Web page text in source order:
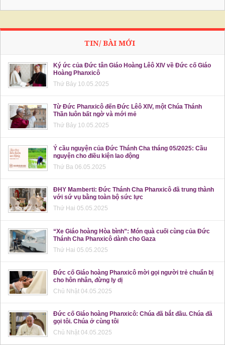
TIN/ BÀI MỚI
Ký ức của Đức tân Giáo Hoàng Lêô XIV về Đức cố Giáo
Hoàng Phanxicô
Thứ Bảy 10.05.2025
Từ Đức Phanxicô đến Đức Lêô XIV, một Chúa Thánh
Thần luôn bất ngờ và mới mẻ
Thứ Bảy 10.05.2025
Ý cầu nguyện của Đức Thánh Cha tháng 05/2025: Cầu
nguyện cho điều kiện lao động
Thứ Ba 06.05.2025
ĐHY Mamberti: Đức Thánh Cha Phanxicô đã trung thành
với sứ vụ bằng toàn bộ sức lực
Thứ Hai 05.05.2025
“Xe Giáo hoàng Hòa bình”: Món quà cuối cùng của Đức
Thánh Cha Phanxicô dành cho Gaza
Thứ Hai 05.05.2025
Đức cố Giáo hoàng Phanxicô mời gọi người trẻ chuẩn bị
cho hôn nhân, đừng ly dị
Chủ Nhật 04.05.2025
Đức cố Giáo hoàng Phanxicô: Chúa đã bắt đầu. Chúa đã
gọi tôi. Chúa ở cùng tôi
Chủ Nhật 04.05.2025